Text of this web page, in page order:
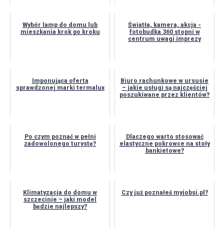
Wybór lamp do domu lub
mieszkania krok po kroku
Światła, kamera, akcja -
fotobudka 360 stopni w
centrum uwagi imprezy
Imponująca oferta
sprawdzonej marki termalux
Biuro rachunkowe w ursusie
– jakie usługi są najczęściej
poszukiwane przez klientów?
Po czym poznać w pełni
zadowolonego turystę?
Dlaczego warto stosować
elastyczne pokrowce na stoły
bankietowe?
Klimatyzacja do domu w
szczecinie – jaki model
będzie najlepszy?
Czy już poznałeś myjobsi.pl?